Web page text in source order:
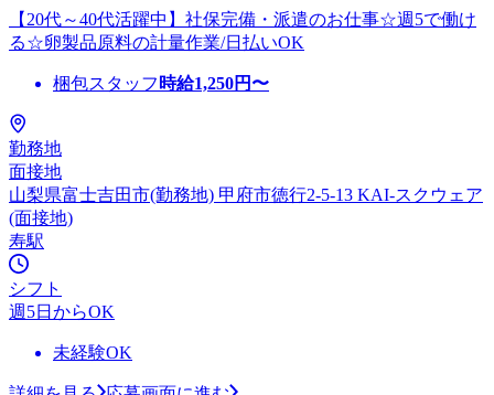
【20代～40代活躍中】社保完備・派遣のお仕事☆週5で働け
る☆卵製品原料の計量作業/日払いOK
梱包スタッフ 時給1,250円〜
勤務地
面接地
山梨県富士吉田市(勤務地) 甲府市徳行2-5-13 KAI-スクウェア
(面接地)
寿駅
シフト
週5日からOK
未経験OK